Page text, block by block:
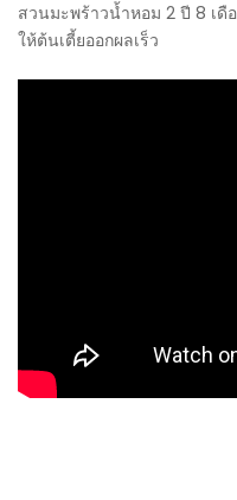
สวนมะพร้าวน้ำหอม 2 ปี 8 เ
ให้ต้นเตี้ยออกผลเร็ว